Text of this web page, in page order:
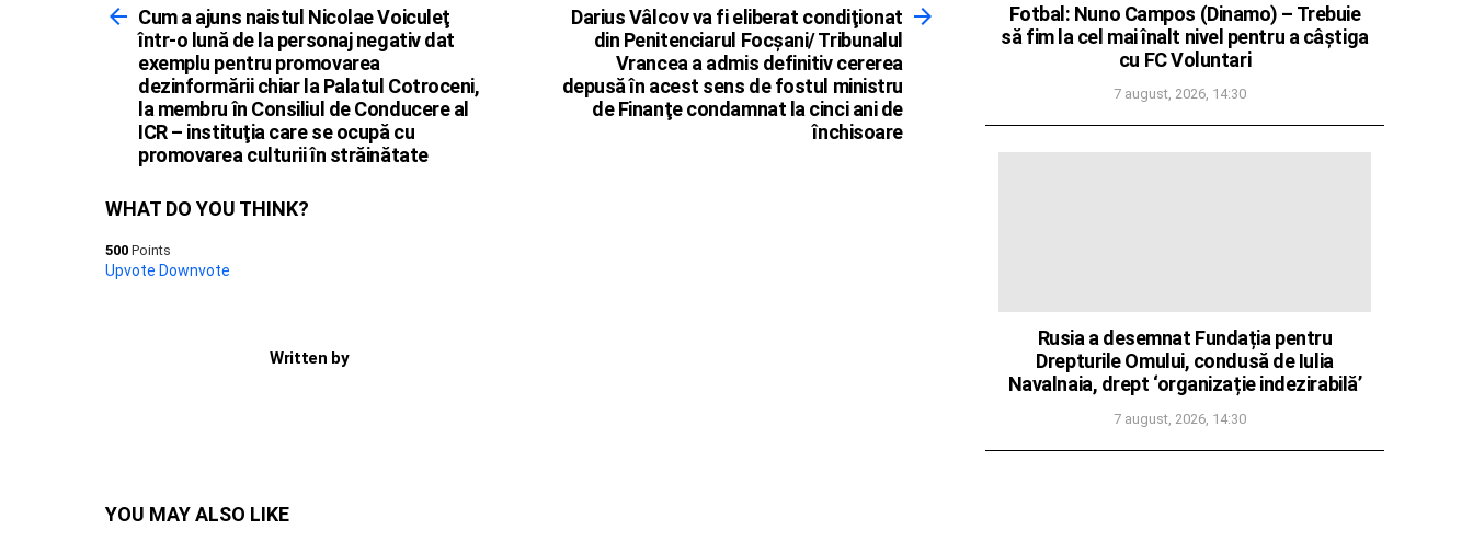
moreCum a ajuns naistul Nicolae Voiculeţ
într-o lună de la personaj negativ dat
exemplu pentru promovarea
dezinformării chiar la Palatul Cotroceni,
la membru în Consiliul de Conducere al
ICR – instituţia care se ocupă cu
promovarea culturii în străinătate
Darius Vâlcov va fi eliberat condiţionat
din Penitenciarul Focşani/ Tribunalul
Vrancea a admis definitiv cererea
depusă în acest sens de fostul ministru
de Finanţe condamnat la cinci ani de
închisoare
WHAT DO YOU THINK?
500 Points
Upvote Downvote
Written by
YOU MAY ALSO LIKE
Fotbal: Nuno Campos (Dinamo) – Trebuie
să fim la cel mai înalt nivel pentru a câștiga
cu FC Voluntari
7 august, 2026, 14:30
Rusia a desemnat Fundația pentru
Drepturile Omului, condusă de Iulia
Navalnaia, drept ‘organizație indezirabilă’
7 august, 2026, 14:30